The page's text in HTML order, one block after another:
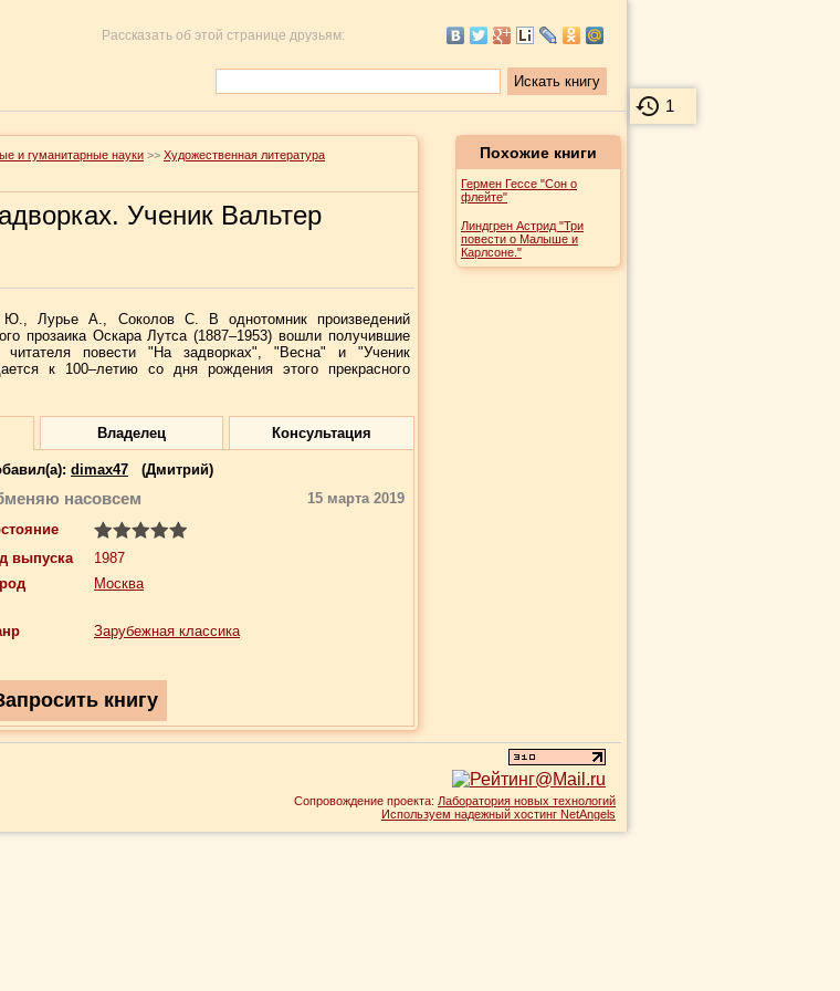
1
Рассказать об этой странице друзьям:
и гуманитарные науки >> Художественная литература
Ученик Вальтер
Ю., Лурье А., Соколов С. В однотомник произведений
прозаика Оскара Лутса (1887–1953) вошли получившие
читателя повести "На задворках", "Весна" и "Ученик
к 100–летию со дня рождения этого прекрасного
Владелец Консультация
dimax47 (Дмитрий)
насовсем
15 марта 2019
выпуска
1987
Москва
Зарубежная классика
Похожие книги
Гермен Гессе "Сон о
флейте"
Линдгрен Астрид "Три
повести о Малыше и
Карлсоне."
Сопровождение проекта: Лаборатория новых технологий
Используем надежный хостинг NetAngels